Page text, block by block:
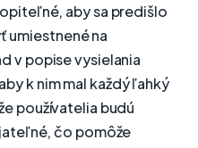
aby sa predišlo
umiestnené na
v popise vysielania
k nim mal každý ľahký
používatelia budú
čo pomôže